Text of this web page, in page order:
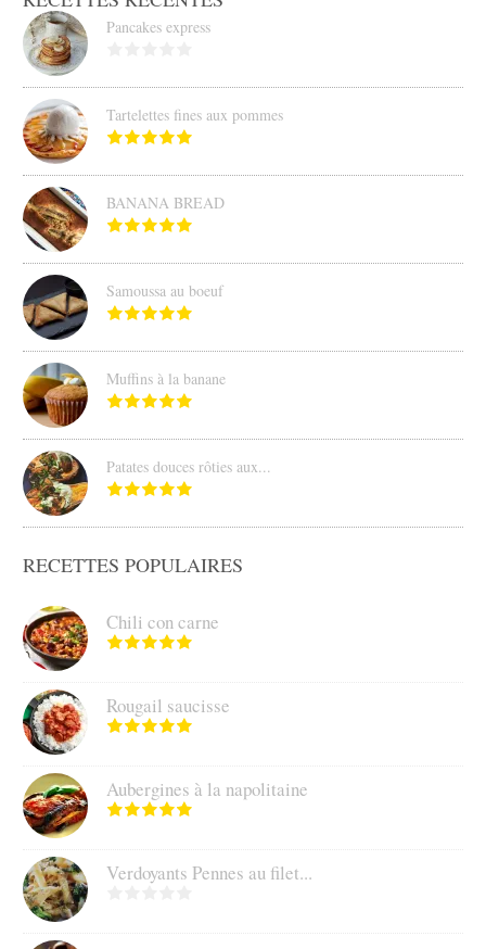
Pancakes express
Tartelettes fines aux pommes
BANANA BREAD
Samoussa au boeuf
Muffins à la banane
Patates douces rôties aux...
RECETTES POPULAIRES
Chili con carne
Rougail saucisse
Aubergines à la napolitaine
Verdoyants Pennes au filet...